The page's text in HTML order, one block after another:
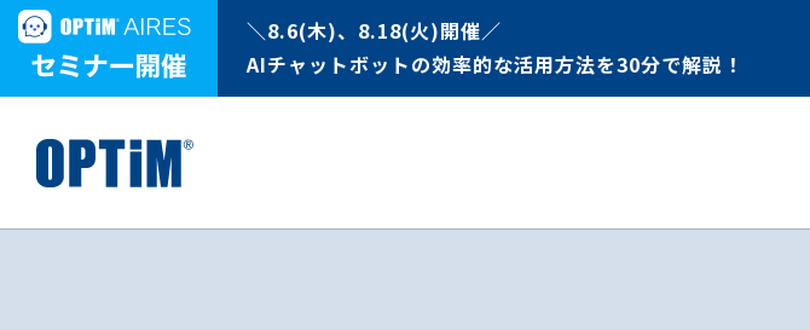
＼8.6(木)、8.18(火)開催／
AIチャットボットの効率的な活用方法を30分で解説！